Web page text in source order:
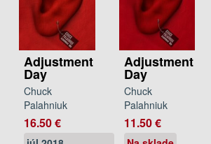
Adjustment
Day
Chuck
Palahniuk
16.50 €
Adjustment
Day
Chuck
Palahniuk
11.50 €